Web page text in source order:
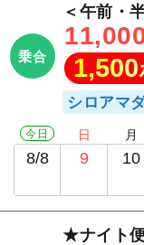
乗合
＜午前・
1,500
シロアマ
今日
8/8
日
9
月
10
★ナイト